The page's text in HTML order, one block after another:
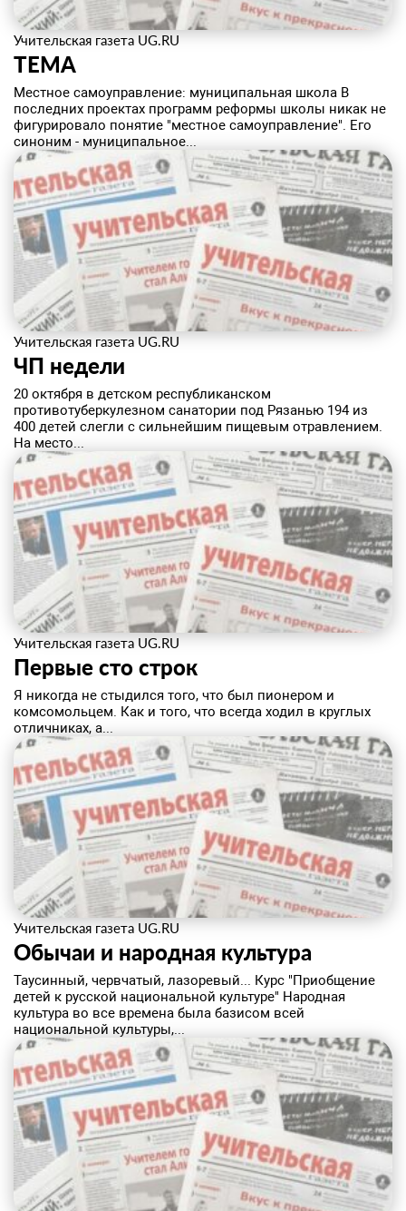
Учительская газета UG.RU
ТЕМА
Местное самоуправление: муниципальная школа В
последних проектах программ реформы школы никак не
фигурировало понятие "местное самоуправление". Его
синоним - муниципальное...
Учительская газета UG.RU
ЧП недели
20 октября в детском республиканском
противотуберкулезном санатории под Рязанью 194 из
400 детей слегли с сильнейшим пищевым отравлением.
На место...
Учительская газета UG.RU
Первые сто строк
Я никогда не стыдился того, что был пионером и
комсомольцем. Как и того, что всегда ходил в круглых
отличниках, а...
Учительская газета UG.RU
Обычаи и народная культура
Таусинный, червчатый, лазоревый... Курс "Приобщение
детей к русской национальной культуре" Народная
культура во все времена была базисом всей
национальной культуры,...